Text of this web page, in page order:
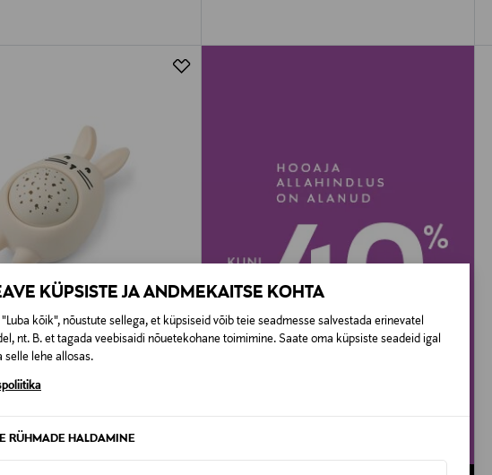
KÜPSISTE JA ANDMEKAITSE KOHTA
kõik", nõustute sellega, et küpsiseid võib teie seadmesse salvestada erinevatel
nt. B. et tagada veebisaidi nõuetekohane toimimine. Saate oma küpsiste seadeid igal
selle lehe allosas.
RÜHMADE HALDAMINE